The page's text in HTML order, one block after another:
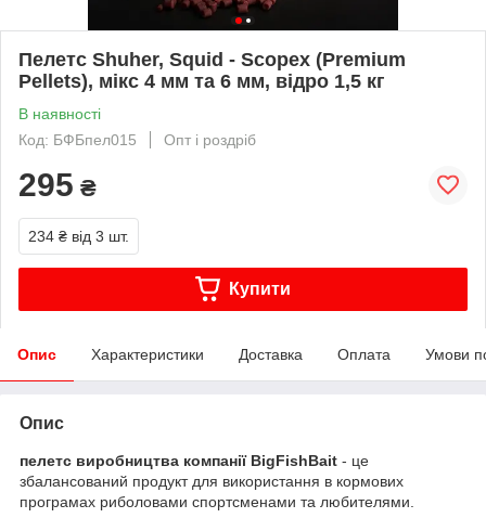
Пелетс Shuher, Squid - Scopex (Premium
Pellets), мікс 4 мм та 6 мм, відро 1,5 кг
В наявності
Код: БФБпел015
Опт і роздріб
295 ₴
234 ₴ від 3 шт.
Купити
Опис Характеристики Доставка Оплата Умови
Опис
пелетс виробництва компанії BigFishBait - це
збалансований продукт для використання в кормових
програмах риболовами спортсменами та любителями.